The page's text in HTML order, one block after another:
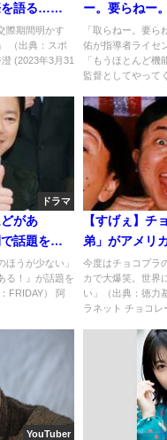
語る…
い」
際期間明かす
（出典：スポ
(2023年3月31
ー。要らねー
導者ライセン
「もうほとん
「取らねー。要ら
佑が指導者ライセ
「もうほとんど
監督としてやって
ドラマ
があ
話題を独
魅力を解
ほうが少ない」
る！』が話題を
FRIDAY） 阿
【すげぇ】チ
弟」がアメリ
にひろがる日
い」！！！
今度はチョコプラ
カで大爆笑。世界
い」（出典：徳力
ラネット チョコレ
YouTuber